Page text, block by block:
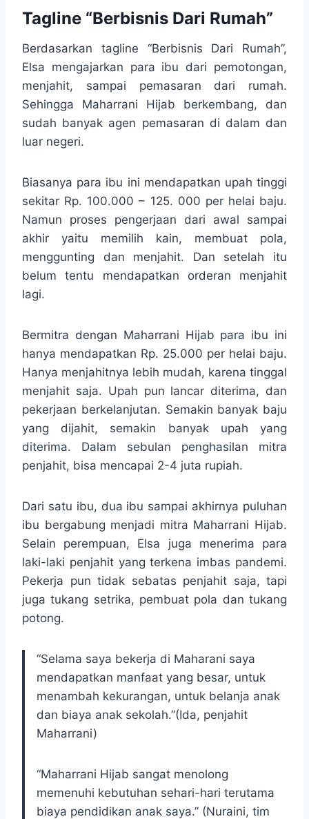
Tagline “Berbisnis Dari Rumah”
Berdasarkan tagline “Berbisnis Dari Rumah”,
Elsa mengajarkan para ibu dari pemotongan,
menjahit, sampai pemasaran dari rumah.
Sehingga Maharrani Hijab berkembang, dan
sudah banyak agen pemasaran di dalam dan
luar negeri.
Biasanya para ibu ini mendapatkan upah tinggi
sekitar Rp. 100.000 – 125. 000 per helai baju.
Namun proses pengerjaan dari awal sampai
akhir yaitu memilih kain, membuat pola,
menggunting dan menjahit. Dan setelah itu
belum tentu mendapatkan orderan menjahit
lagi.
Bermitra dengan Maharrani Hijab para ibu ini
hanya mendapatkan Rp. 25.000 per helai baju.
Hanya menjahitnya lebih mudah, karena tinggal
menjahit saja. Upah pun lancar diterima, dan
pekerjaan berkelanjutan. Semakin banyak baju
yang dijahit, semakin banyak upah yang
diterima. Dalam sebulan penghasilan mitra
penjahit, bisa mencapai 2-4 juta rupiah.
Dari satu ibu, dua ibu sampai akhirnya puluhan
ibu bergabung menjadi mitra Maharrani Hijab.
Selain perempuan, Elsa juga menerima para
laki-laki penjahit yang terkena imbas pandemi.
Pekerja pun tidak sebatas penjahit saja, tapi
juga tukang setrika, pembuat pola dan tukang
potong.
“Selama saya bekerja di Maharani saya
mendapatkan manfaat yang besar, untuk
menambah kekurangan, untuk belanja anak
dan biaya anak sekolah.”(Ida, penjahit
Maharrani)
“Maharrani Hijab sangat menolong
memenuhi kebutuhan sehari-hari terutama
biaya pendidikan anak saya.” (Nuraini, tim